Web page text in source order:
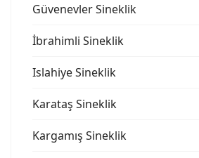
Güvenevler Sineklik
İbrahimli Sineklik
Islahiye Sineklik
Karataş Sineklik
Kargamış Sineklik